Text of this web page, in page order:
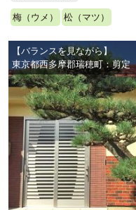
梅（ウメ） 松（マツ）
【バランスを見ながら】
東京都西多摩郡瑞穂町：剪定